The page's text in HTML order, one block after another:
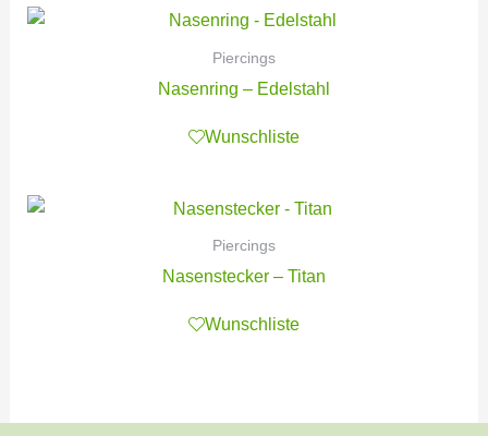
Piercings
Nasenring – Edelstahl
Wunschliste
Piercings
Nasenstecker – Titan
Wunschliste